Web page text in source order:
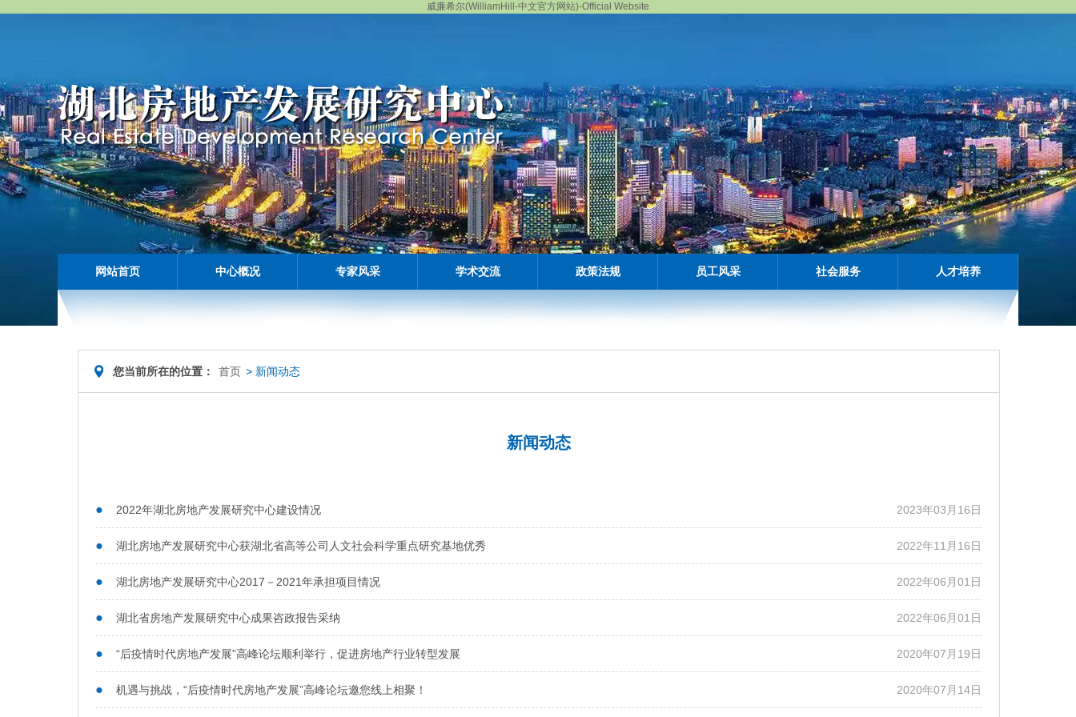
威廉希尔(WilliamHill-中文官方网站)-Official Website
网站首页 中心概况 专家风采 学术交流 政策法规 员工风采 社会服务 人才培养
您当前所在的位置： 首页 > 新闻动态
新闻动态
2023年03月16日
2022年湖北房地产发展研究中心建设情况
2022年11月16日
湖北房地产发展研究中心获湖北省高等公司人文社会科学重点研究基地优秀
2022年06月01日
湖北房地产发展研究中心2017－2021年承担项目情况
2022年06月01日
湖北省房地产发展研究中心成果咨政报告采纳
2020年07月19日
“后疫情时代房地产发展”高峰论坛顺利举行，促进房地产行业转型发展
2020年07月14日
机遇与挑战，“后疫情时代房地产发展”高峰论坛邀您线上相聚！